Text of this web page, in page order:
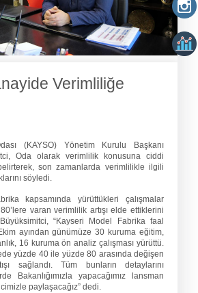
Verimliliğe
(KAYSO) Yönetim Kurulu Başkanı
Oda olarak verimlilik konusuna ciddi
son zamanlarda verimlilikle ilgili
söyledi.
kapsamında yürüttükleri çalışmalar
varan verimlilik artışı elde ettiklerini
“Kayseri Model Fabrika faal
ayından günümüze 30 kuruma eğitim,
16 kuruma ön analiz çalışması yürüttü.
yüzde 40 ile yüzde 80 arasında değişen
sağlandı. Tüm bunların detaylarını
Bakanlığımızla yapacağımız lansman
paylaşacağız” dedi.